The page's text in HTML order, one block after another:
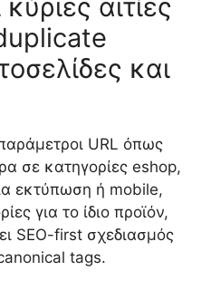
αιτίες
και
παράμετροι URL όπως
σε κατηγορίες eshop,
εκτύπωση ή mobile,
για το ίδιο προϊόν,
SEO-first σχεδιασμός
tags.